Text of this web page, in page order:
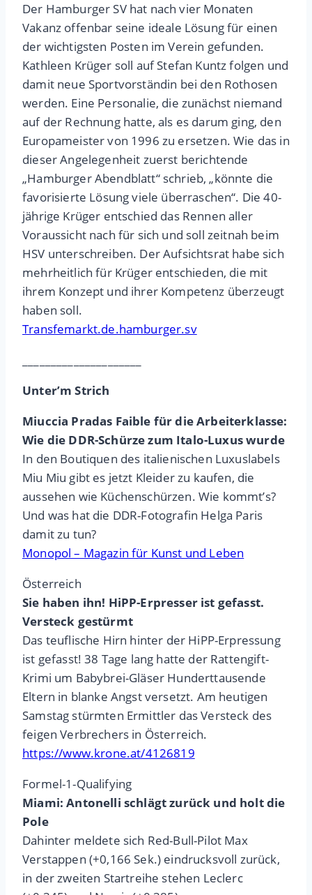
Der Hamburger SV hat nach vier Monaten
Vakanz offenbar seine ideale Lösung für einen
der wichtigsten Posten im Verein gefunden.
Kathleen Krüger soll auf Stefan Kuntz folgen und
damit neue Sportvorständin bei den Rothosen
werden. Eine Personalie, die zunächst niemand
auf der Rechnung hatte, als es darum ging, den
Europameister von 1996 zu ersetzen. Wie das in
dieser Angelegenheit zuerst berichtende
„Hamburger Abendblatt“ schrieb, „könnte die
favorisierte Lösung viele überraschen“. Die 40-
jährige Krüger entschied das Rennen aller
Voraussicht nach für sich und soll zeitnah beim
HSV unterschreiben. Der Aufsichtsrat habe sich
mehrheitlich für Krüger entschieden, die mit
ihrem Konzept und ihrer Kompetenz überzeugt
haben soll.
Transfemarkt.de.hamburger.sv
Unter’m Strich
Miuccia Pradas Faible für die Arbeiterklasse:
Wie die DDR-Schürze zum Italo-Luxus wurde
In den Boutiquen des italienischen Luxuslabels
Miu Miu gibt es jetzt Kleider zu kaufen, die
aussehen wie Küchenschürzen. Wie kommt’s?
Und was hat die DDR-Fotografin Helga Paris
damit zu tun?
Monopol – Magazin für Kunst und Leben
Österreich
Sie haben ihn! HiPP-Erpresser ist gefasst.
Versteck gestürmt
Das teuflische Hirn hinter der HiPP-Erpressung
ist gefasst! 38 Tage lang hatte der Rattengift-
Krimi um Babybrei-Gläser Hunderttausende
Eltern in blanke Angst versetzt. Am heutigen
Samstag stürmten Ermittler das Versteck des
feigen Verbrechers in Österreich.
https://www.krone.at/4126819
Formel-1-Qualifying
Miami: Antonelli schlägt zurück und holt die
Pole
Dahinter meldete sich Red-Bull-Pilot Max
Verstappen (+0,166 Sek.) eindrucksvoll zurück,
in der zweiten Startreihe stehen Leclerc